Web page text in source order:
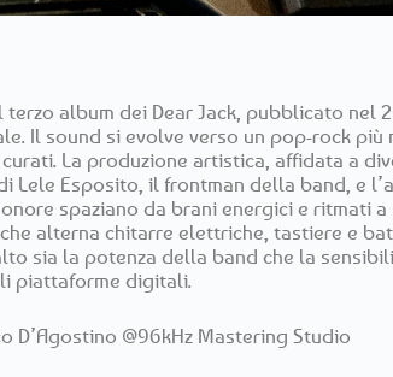
terzo album dei Dear Jack, pubblicato nel
Il sound si evolve verso un pop-rock
La produzione artistica, affidata a
Lele Esposito, il frontman della band, e
spaziano da brani energici e ritmati
alterna chitarre elettriche, tastiere e
sia la potenza della band che la
piattaforme digitali.
D’Agostino @96kHz Mastering Studio